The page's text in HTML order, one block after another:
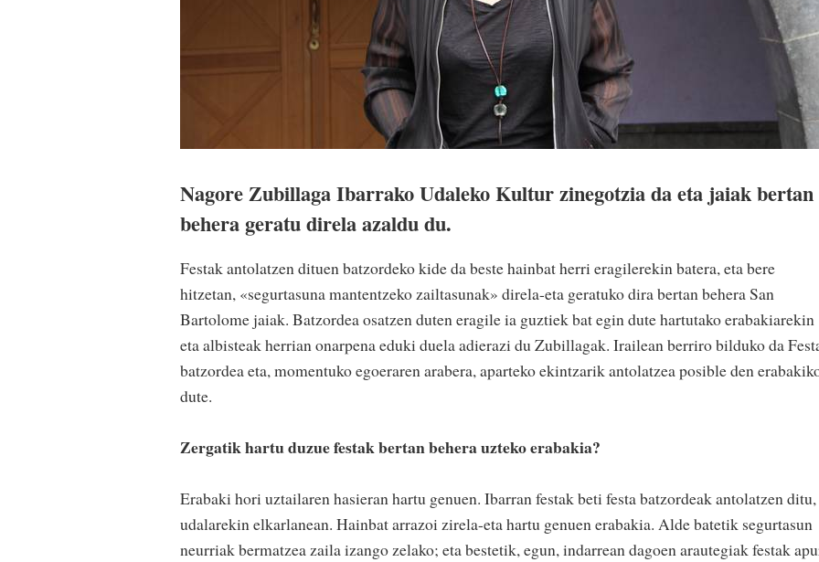
Nagore Zubillaga Ibarrako Udaleko Kultur zinegotzia da eta jaiak bertan
behera geratu direla azaldu du.
Festak antolatzen dituen batzordeko kide da beste hainbat herri eragilerekin batera, eta bere
hitzetan, «segurtasuna mantentzeko zailtasunak» direla-eta geratuko dira bertan behera San
Bartolome jaiak. Batzordea osatzen duten eragile ia guztiek bat egin dute hartutako erabakiarekin
eta albisteak herrian onarpena eduki duela adierazi du Zubillagak. Irailean berriro bilduko da
batzordea eta, momentuko egoeraren arabera, aparteko ekintzarik antolatzea posible den
dute.
Zergatik hartu duzue festak bertan behera uzteko erabakia?
Erabaki hori uztailaren hasieran hartu genuen. Ibarran festak beti festa batzordeak antolatzen ditu,
udalarekin elkarlanean. Hainbat arrazoi zirela-eta hartu genuen erabakia. Alde batetik segurtasun
neurriak bermatzea zaila izango zelako; eta bestetik, egun, indarrean dagoen arautegiak festak